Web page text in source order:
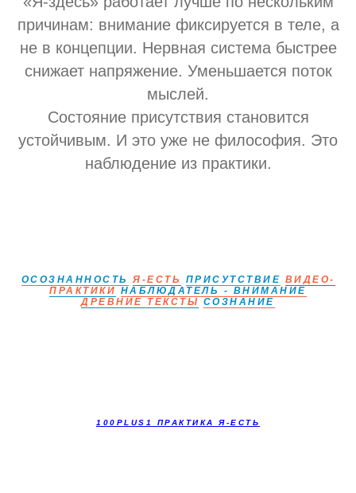
причинам: внимание фиксируется в теле, а
не в концепции. Нервная система быстрее
снижает напряжение. Уменьшается поток
мыслей.
Состояние присутствия становится
устойчивым. И это уже не философия. Это
наблюдение из практики.
ОСОЗНАННОСТЬ Я-ЕСТЬ ПРИСУТСТВИЕ ВИДЕО-
ПРАКТИКИ НАБЛЮДАТЕЛЬ - ВНИМАНИЕ
ДРЕВНИЕ ТЕКСТЫ СОЗНАНИЕ
100PLUS1 ПРАКТИКА Я-ЕСТЬ